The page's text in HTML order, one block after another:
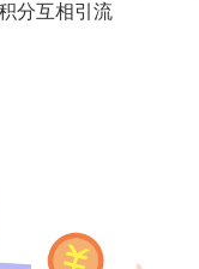
分互相引流